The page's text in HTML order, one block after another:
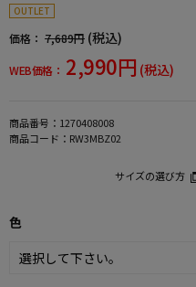
OUTLET
価格： 7,689円 (税込)
WEB価格： 2,990円 (税込)
商品番号： 1270408008
商品コード： RW3MBZ02
サイズの選び方
色